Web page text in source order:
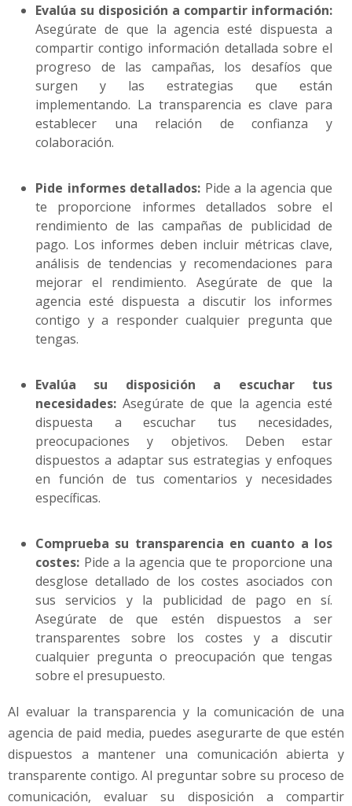
Evalúa su disposición a compartir información:
Asegúrate de que la agencia esté dispuesta a
compartir contigo información detallada sobre el
progreso de las campañas, los desafíos que
surgen y las estrategias que están
implementando. La transparencia es clave para
establecer una relación de confianza y
colaboración.
Pide informes detallados: Pide a la agencia que
te proporcione informes detallados sobre el
rendimiento de las campañas de publicidad de
pago. Los informes deben incluir métricas clave,
análisis de tendencias y recomendaciones para
mejorar el rendimiento. Asegúrate de que la
agencia esté dispuesta a discutir los informes
contigo y a responder cualquier pregunta que
tengas.
Evalúa su disposición a escuchar tus
necesidades: Asegúrate de que la agencia esté
dispuesta a escuchar tus necesidades,
preocupaciones y objetivos. Deben estar
dispuestos a adaptar sus estrategias y enfoques
en función de tus comentarios y necesidades
específicas.
Comprueba su transparencia en cuanto a los
costes: Pide a la agencia que te proporcione una
desglose detallado de los costes asociados con
sus servicios y la publicidad de pago en sí.
Asegúrate de que estén dispuestos a ser
transparentes sobre los costes y a discutir
cualquier pregunta o preocupación que tengas
sobre el presupuesto.
Al evaluar la transparencia y la comunicación de una
agencia de paid media, puedes asegurarte de que estén
dispuestos a mantener una comunicación abierta y
transparente contigo. Al preguntar sobre su proceso de
comunicación, evaluar su disposición a compartir